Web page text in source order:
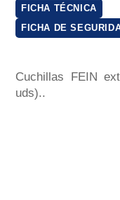
FICHA TÉCNICA
FICHA DE
Cuchillas FEIN
uds)..